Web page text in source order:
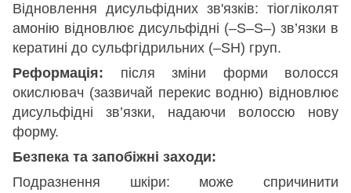
Відновлення дисульфідних зв'язків: тіогліколят
амонію відновлює дисульфідні (–S–S–) зв’язки в
кератині до сульфгідрильних (–SH) груп.
Реформація: після зміни форми волосся
окислювач (зазвичай перекис водню) відновлює
дисульфідні зв’язки, надаючи волоссю нову
форму.
Безпека та запобіжні заходи:
Подразнення шкіри: може спричинити